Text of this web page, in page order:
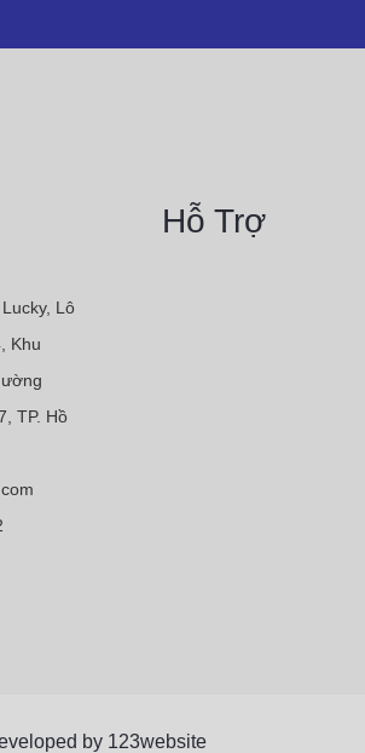
Lô
Khu
TP. Hồ
Hỗ Trợ
by 123website